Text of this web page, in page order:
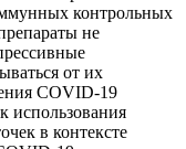
контрольных
не
от их
COVID-19
использования
в контексте